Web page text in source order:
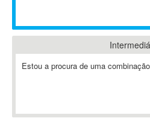
Abaqus
ABIS
Estou a procura de uma